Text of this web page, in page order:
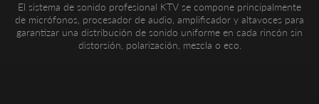
El sistema de sonido profesional KTV se compone principalmente
de micrófonos, procesador de audio, amplificador y altavoces para
garantizar una distribución de sonido uniforme en cada rincón sin
distorsión, polarización, mezcla o eco.